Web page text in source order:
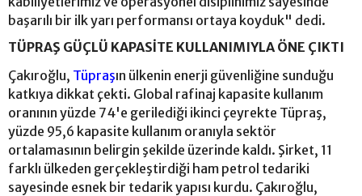
başarılı bir ilk yarı performansı ortaya koyduk" dedi.
TÜPRAŞ GÜÇLÜ KAPASİTE KULLANIMIYLA ÖNE ÇIKTI
Çakıroğlu, Tüpraşın ülkenin enerji güvenliğine sunduğu
katkıya dikkat çekti. Global rafinaj kapasite kullanım
oranının yüzde 74'e gerilediği ikinci çeyrekte Tüpraş,
yüzde 95,6 kapasite kullanım oranıyla sektör
ortalamasının belirgin şekilde üzerinde kaldı. Şirket, 11
farklı ülkeden gerçekleştirdiği ham petrol tedariki
sayesinde esnek bir tedarik yapısı kurdu. Çakıroğlu,